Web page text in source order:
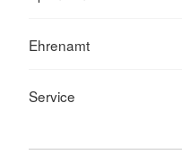
Ehrenamt
Service